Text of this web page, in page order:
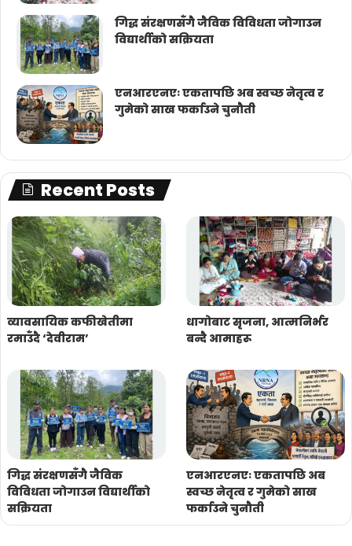
गिद्ध संरक्षणसँगै जैविक विविधता जोगाउन
विद्यार्थीको सक्रियता
एनआरएनएः एकतापछि अब स्वच्छ नेतृत्व र
गुमेको साख फर्काउने चुनौती
Recent Posts
व्यावसायिक कफीखेतीमा
रमाउँदै ‘देवीराम’
धागोबाट सृजना, आत्मनिर्भर
बन्दै आमाहरू
गिद्ध संरक्षणसँगै जैविक
विविधता जोगाउन विद्यार्थीको
सक्रियता
एनआरएनएः एकतापछि अब
स्वच्छ नेतृत्व र गुमेको साख
फर्काउने चुनौती